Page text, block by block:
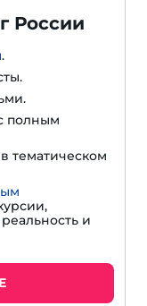
России
.
полным
тематическом
и